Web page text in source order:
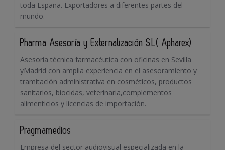
toda España. Exportadores a diferentes partes del
mundo.
Pharma Asesoría y Externalización S.L( Apharex)
Asesoría técnica farmacéutica con oficinas en Sevilla
yMadrid con amplia experiencia en el asesoramiento y
tramitación administrativa en cosméticos, productos
sanitarios, biocidas, veterinaria,complementos
alimenticios y licencias de importación.
Pragmamedios
Empresa del sector audiovisual especializada en la